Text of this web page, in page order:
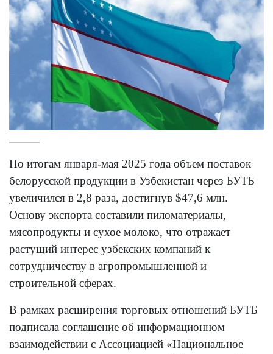
По итогам января-мая 2025 года объем поставок
белорусской продукции в Узбекистан через БУТБ
увеличился в 2,8 раза, достигнув $47,6 млн.
Основу экспорта составили пиломатериалы,
мясопродукты и сухое молоко, что отражает
растущий интерес узбекских компаний к
сотрудничеству в агропромышленной и
строительной сферах.
В рамках расширения торговых отношений БУТБ
подписала соглашение об информационном
взаимодействии с Ассоциацией «Национальное